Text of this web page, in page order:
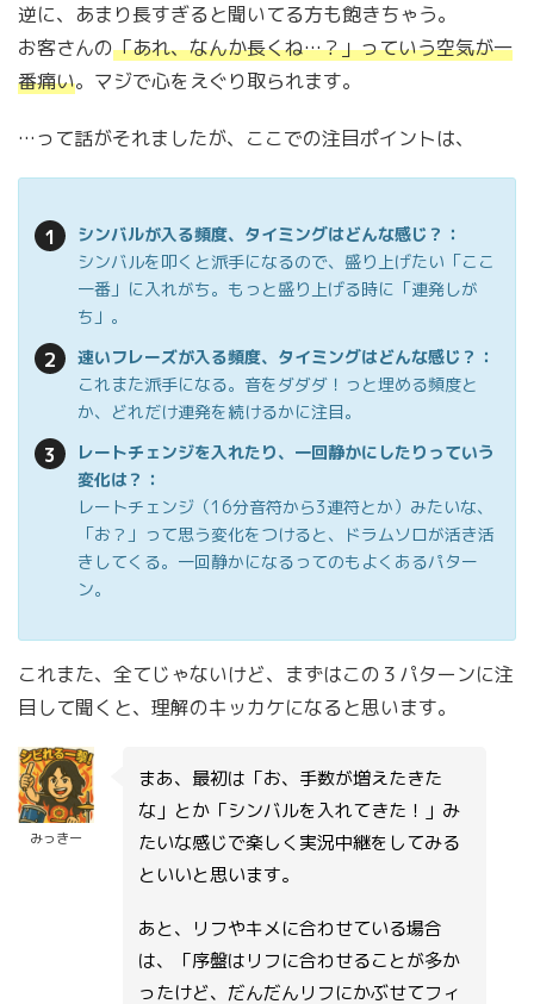
逆に、あまり長すぎると聞いてる方も飽きちゃう。
お客さんの「あれ、なんか長くね…？」っていう空気が一
番痛い。マジで心をえぐり取られます。
…って話がそれましたが、ここでの注目ポイントは、
シンバルが入る頻度、タイミングはどんな感じ？：
シンバルを叩くと派手になるので、盛り上げたい「ここ
一番」に入れがち。もっと盛り上げる時に「連発しが
ち」。
速いフレーズが入る頻度、タイミングはどんな感じ？：
これまた派手になる。音をダダダ！っと埋める頻度と
か、どれだけ連発を続けるかに注目。
レートチェンジを入れたり、一回静かにしたりっていう
変化は？：
レートチェンジ（16分音符から3連符とか）みたいな、
「お？」って思う変化をつけると、ドラムソロが活き活
きしてくる。一回静かになるってのもよくあるパター
ン。
これまた、全てじゃないけど、まずはこの３パターンに注
目して聞くと、理解のキッカケになると思います。
みっきー
まあ、最初は「お、手数が増えたきた
な」とか「シンバルを入れてきた！」み
たいな感じで楽しく実況中継をしてみる
といいと思います。
あと、リフやキメに合わせている場合
は、「序盤はリフに合わせることが多か
ったけど、だんだんリフにかぶせてフィ